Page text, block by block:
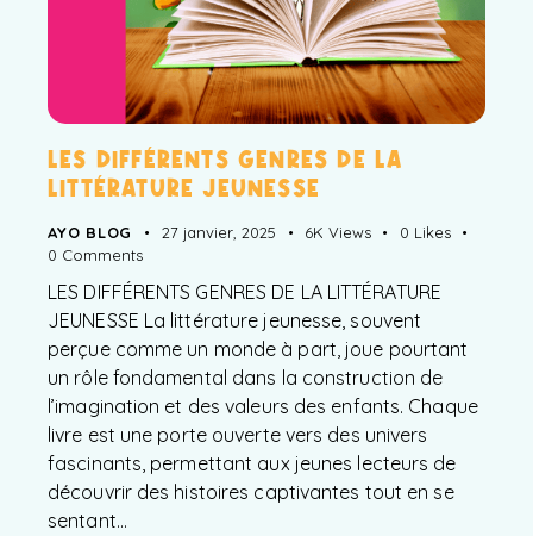
LES DIFFÉRENTS GENRES DE LA
LITTÉRATURE JEUNESSE
AYO BLOG 27 janvier, 2025 6K Views 0 Likes
0 Comments
LES DIFFÉRENTS GENRES DE LA LITTÉRATURE
JEUNESSE La littérature jeunesse, souvent
perçue comme un monde à part, joue pourtant
un rôle fondamental dans la construction de
l’imagination et des valeurs des enfants. Chaque
livre est une porte ouverte vers des univers
fascinants, permettant aux jeunes lecteurs de
découvrir des histoires captivantes tout en se
sentant…